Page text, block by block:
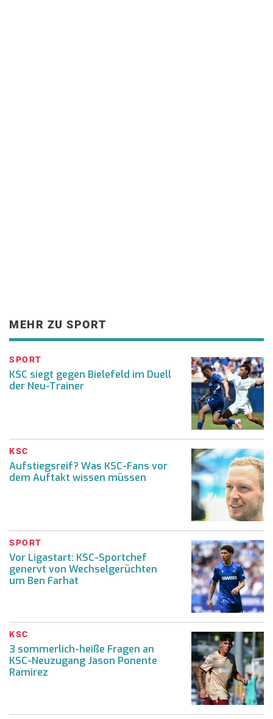
MEHR ZU SPORT
SPORT
KSC siegt gegen Bielefeld im Duell
der Neu-Trainer
KSC
Aufstiegsreif? Was KSC-Fans vor
dem Auftakt wissen müssen
SPORT
Vor Ligastart: KSC-Sportchef
genervt von Wechselgerüchten
um Ben Farhat
KSC
3 sommerlich-heiße Fragen an
KSC-Neuzugang Jason Ponente
Ramirez